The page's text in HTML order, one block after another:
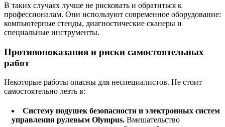
В таких случаях лучше не рисковать и обратиться к
профессионалам. Они используют современное оборудование:
компьютерные стенды, диагностические сканеры и
специальные инструменты.
Противопоказания и риски самостоятельных
работ
Некоторые работы опасны для неспециалистов. Не стоит
самостоятельно лезть в:
Систему подушек безопасности и электронных систем
управления рулевым Olympus. Вмешательство